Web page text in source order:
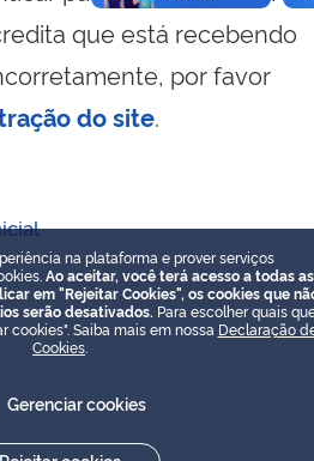
que está recebendo
por favor
do site.
na plataforma e prover serviços
Ao aceitar, você terá acesso a todas as
em "Rejeitar Cookies", os cookies que
serão desativados. Para escolher quais
cookies". Saiba mais em nossa Declaração
Cookies
Gerenciar cookies